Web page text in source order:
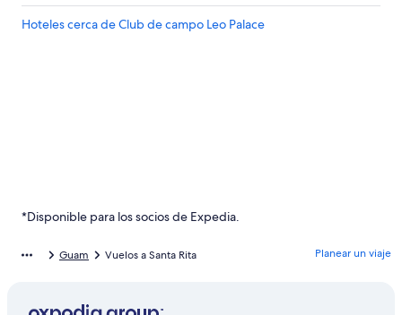
Hoteles cerca de Club de campo Leo Palace
*Disponible para los socios de Expedia.
Guam Vuelos a Santa Rita Planear un viaje